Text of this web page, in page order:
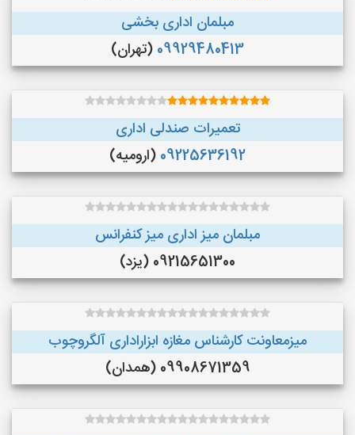
مبلمان اداری بخشی
09929480413 (تهران)
تعمیرات صندلی اداری
09225636192 (ارومیه)
مبلمان میز اداری میز کنفرانس
09215651300 (یزد)
میزمعاونت کارشناس مغازه ابزاراداری آلگروچوب
09908671359 (همدان)